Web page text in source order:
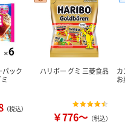
パック
（税込）
ハリボー グミ 三菱食品
￥776～ （税込）